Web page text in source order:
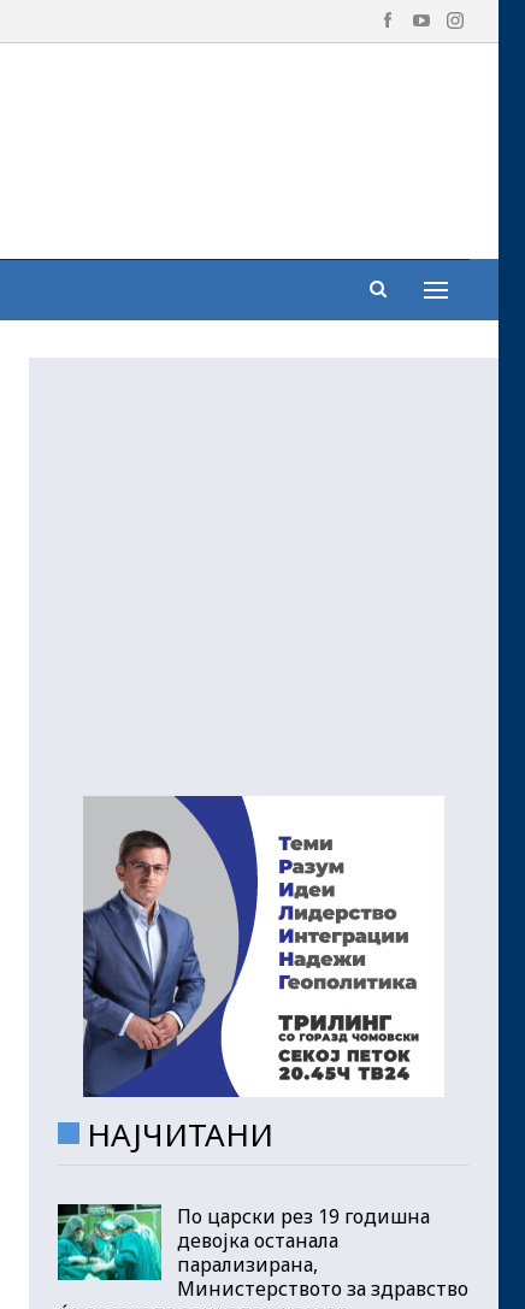
НАЈЧИТАНИ
По царски рез 19 годишна
девојка останала
парализирана,
Министерството за здравство